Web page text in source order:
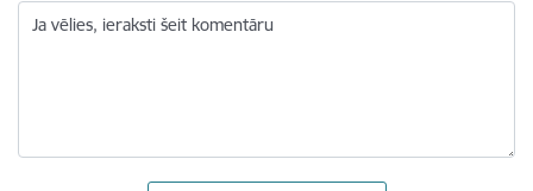
Ja vēlies, ieraksti šeit komentāru